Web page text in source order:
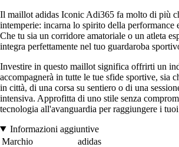
Il maillot adidas Iconic Adi365 fa molto di più
intemperie: incarna lo spirito della performance
Che tu sia un corridore amatoriale o un atleta
integra perfettamente nel tuo guardaroba
Investire in questo maillot significa offrirti un
accompagnerà in tutte le tue sfide sportive, sia
in città, di una corsa su sentiero o di una
intensiva. Approfitta di uno stile senza
tecnologia all'avanguardia per raggiungere i
Informazioni aggiuntive
Marchio
adidas